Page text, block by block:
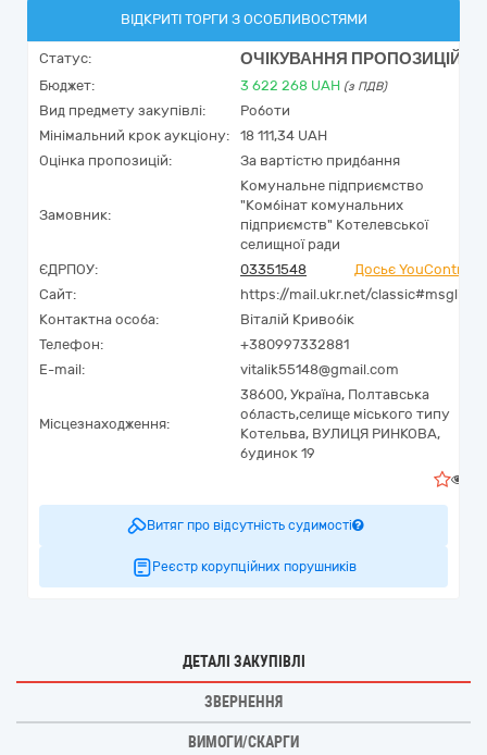
ВІДКРИТІ ТОРГИ З ОСОБЛИВОСТЯМИ
Статус: ОЧІКУВАННЯ ПРОПОЗИЦІЙ
Бюджет: 3 622 268 UAH (з ПДВ)
Вид предмету закупівлі:
Роботи
Мінімальний крок аукціону:
18 111,34 UAH
Оцінка пропозицій:
За вартістю придбання
Замовник:
Комунальне підприємство
"Комбінат комунальних
підприємств" Котелевської
селищної ради
ЄДРПОУ:
03351548
Досьє YouControl
Сайт:
https://mail.ukr.net/classic#msglist
Контактна особа:
Віталій Кривобік
Телефон:
+380997332881
E-mail:
vitalik55148@gmail.com
Місцезнаходження:
38600, Україна, Полтавська
область,селище міського типу
Котельва, ВУЛИЦЯ РИНКОВА,
будинок 19
Витяг про відсутність судимості
Реєстр корупційних порушників
ДЕТАЛІ ЗАКУПІВЛІ
ЗВЕРНЕННЯ
ВИМОГИ/СКАРГИ